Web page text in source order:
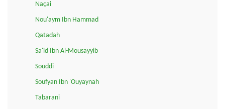
Naçai
Nou'aym Ibn Hammad
Qatadah
Sa'id Ibn Al-Mousayyib
Souddi
Soufyan Ibn 'Ouyaynah
Tabarani